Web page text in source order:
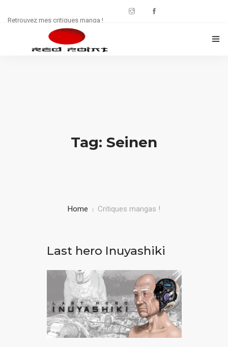
Retrouvez mes critiques manga !
Tag: Seinen
Home Critiques mangas !
Last hero Inuyashiki